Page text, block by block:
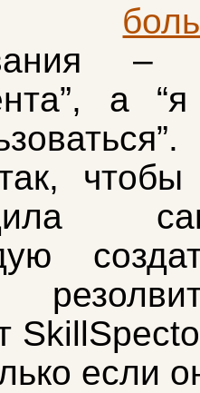
боль
–
а
чтобы
если